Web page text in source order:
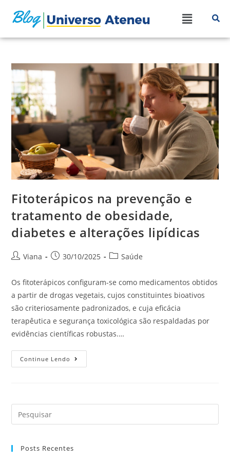
Fitoterápicos na prevenção e
tratamento de obesidade,
diabetes e alterações lipídicas
Viana 30/10/2025 Saúde
Os fitoterápicos configuram-se como medicamentos obtidos
a partir de drogas vegetais, cujos constituintes bioativos
são criteriosamente padronizados, e cuja eficácia
terapêutica e segurança toxicológica são respaldadas por
evidências científicas robustas.…
Continue Lendo
Posts Recentes